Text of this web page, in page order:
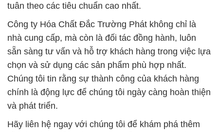
tuân theo các tiêu chuẩn cao nhất.
Công ty Hóa Chất Đắc Trường Phát không chỉ là
nhà cung cấp, mà còn là đối tác đồng hành, luôn
sẵn sàng tư vấn và hỗ trợ khách hàng trong việc lựa
chọn và sử dụng các sản phẩm phù hợp nhất.
Chúng tôi tin rằng sự thành công của khách hàng
chính là động lực để chúng tôi ngày càng hoàn thiện
và phát triển.
Hãy liên hệ ngay với chúng tôi để khám phá thêm